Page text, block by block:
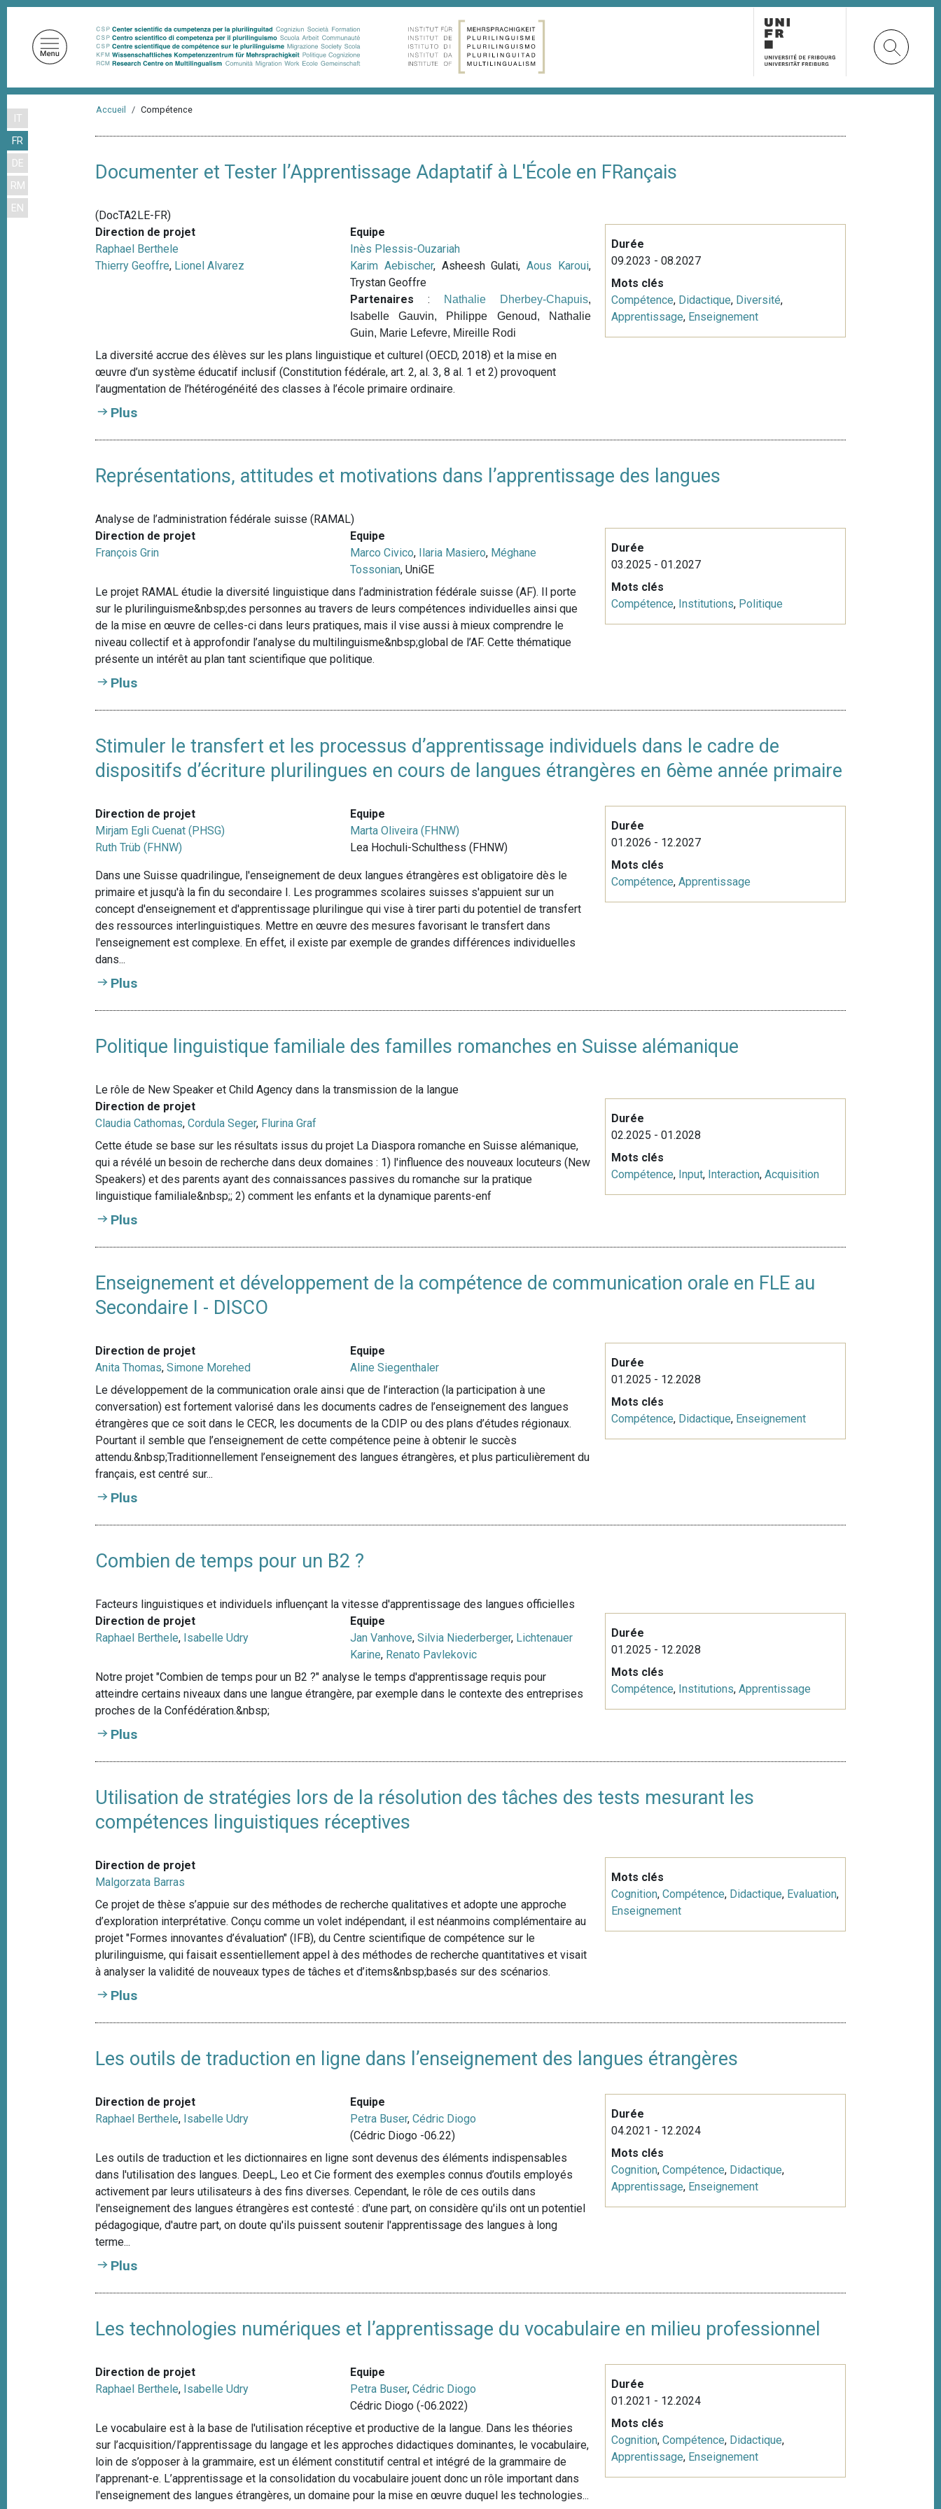
IT
FR
DE
RM
EN
A
Accueil Compétence
Documenter et Tester l’Apprentissage Adaptatif à L'École en FRançais
(DocTA2LE-FR)
Direction de projet
Raphael Berthele
Thierry Geoffre, Lionel Alvarez
Equipe
Inès Plessis-Ouzariah
Karim Aebischer, Asheesh Gulati,Aous Karoui,
Trystan Geoffre
Partenaires : Nathalie Dherbey-Chapuis,
Isabelle Gauvin, Philippe Genoud, Nathalie
Guin, Marie Lefevre, Mireille Rodi
La diversité accrue des élèves sur les plans linguistique et culturel (OECD, 2018) et la mise en
œuvre d’un système éducatif inclusif (Constitution fédérale, art. 2, al. 3, 8 al. 1 et 2) provoquent
l’augmentation de l’hétérogénéité des classes à l’école primaire ordinaire.
Plus
Durée
09.2023 - 08.2027
Mots clés
Compétence, Didactique, Diversité,
Apprentissage, Enseignement
Représentations, attitudes et motivations dans l’apprentissage des langues
Analyse de l’administration fédérale suisse (RAMAL)
Direction de projet
François Grin
Equipe
Marco Civico, Ilaria Masiero, Méghane
Tossonian, UniGE
Le projet RAMAL étudie la diversité linguistique dans l’administration fédérale suisse (AF). Il porte
sur le plurilinguisme&nbsp;des personnes au travers de leurs compétences individuelles ainsi que
de la mise en œuvre de celles-ci dans leurs pratiques, mais il vise aussi à mieux comprendre le
niveau collectif et à approfondir l’analyse du multilinguisme&nbsp;global de l’AF. Cette thématique
présente un intérêt au plan tant scientifique que politique.
Plus
Durée
03.2025 - 01.2027
Mots clés
Compétence, Institutions, Politique
Stimuler le transfert et les processus d’apprentissage individuels dans le cadre de
dispositifs d’écriture plurilingues en cours de langues étrangères en 6ème année primaire
Direction de projet
Mirjam Egli Cuenat (PHSG)
Ruth Trüb (FHNW)
Equipe
Marta Oliveira (FHNW)
Lea Hochuli-Schulthess (FHNW)
Dans une Suisse quadrilingue, l'enseignement de deux langues étrangères est obligatoire dès le
primaire et jusqu'à la fin du secondaire I. Les programmes scolaires suisses s'appuient sur un
concept d'enseignement et d'apprentissage plurilingue qui vise à tirer parti du potentiel de transfert
des ressources interlinguistiques. Mettre en œuvre des mesures favorisant le transfert dans
l'enseignement est complexe. En effet, il existe par exemple de grandes différences individuelles
dans...
Plus
Durée
01.2026 - 12.2027
Mots clés
Compétence, Apprentissage
Politique linguistique familiale des familles romanches en Suisse alémanique
Le rôle de New Speaker et Child Agency dans la transmission de la langue
Direction de projet
Claudia Cathomas,Cordula Seger, Flurina Graf
Cette étude se base sur les résultats issus du projet La Diaspora romanche en Suisse alémanique,
qui a révélé un besoin de recherche dans deux domaines : 1) l'influence des nouveaux locuteurs (New
Speakers) et des parents ayant des connaissances passives du romanche sur la pratique
linguistique familiale&nbsp;; 2) comment les enfants et la dynamique parents-enf
Plus
Durée
02.2025 - 01.2028
Mots clés
Compétence, Input, Interaction, Acquisition
Enseignement et développement de la compétence de communication orale en FLE au
Secondaire I - DISCO
Direction de projet
Anita Thomas,Simone Morehed
Equipe
Aline Siegenthaler
Le développement de la communication orale ainsi que de l’interaction (la participation à une
conversation) est fortement valorisé dans les documents cadres de l’enseignement des langues
étrangères que ce soit dans le CECR, les documents de la CDIP ou des plans d’études régionaux.
Pourtant il semble que l’enseignement de cette compétence peine à obtenir le succès
attendu.&nbsp;Traditionnellement l’enseignement des langues étrangères, et plus particulièrement du
français, est centré sur...
Plus
Durée
01.2025 - 12.2028
Mots clés
Compétence, Didactique, Enseignement
Combien de temps pour un B2 ?
Facteurs linguistiques et individuels influençant la vitesse d'apprentissage des langues officielles
Direction de projet
Raphael Berthele, Isabelle Udry
Equipe
Jan Vanhove,Silvia Niederberger, Lichtenauer
Karine, Renato Pavlekovic
Notre projet "Combien de temps pour un B2 ?" analyse le temps d'apprentissage requis pour
atteindre certains niveaux dans une langue étrangère, par exemple dans le contexte des entreprises
proches de la Confédération.&nbsp;
Plus
Durée
01.2025 - 12.2028
Mots clés
Compétence, Institutions, Apprentissage
Utilisation de stratégies lors de la résolution des tâches des tests mesurant les
compétences linguistiques réceptives
Direction de projet
Malgorzata Barras
Ce projet de thèse s’appuie sur des méthodes de recherche qualitatives et adopte une approche
d’exploration interprétative. Conçu comme un volet indépendant, il est néanmoins complémentaire au
projet "Formes innovantes d’évaluation" (IFB), du Centre scientifique de compétence sur le
plurilinguisme, qui faisait essentiellement appel à des méthodes de recherche quantitatives et visait
à analyser la validité de nouveaux types de tâches et d’items&nbsp;basés sur des scénarios.
Plus
Mots clés
Cognition, Compétence, Didactique, Evaluation,
Enseignement
Les outils de traduction en ligne dans l’enseignement des langues étrangères
Direction de projet
Raphael Berthele, Isabelle Udry
Equipe
Petra Buser,Cédric Diogo
(Cédric Diogo -06.22)
Les outils de traduction et les dictionnaires en ligne sont devenus des éléments indispensables
dans l'utilisation des langues. DeepL, Leo et Cie forment des exemples connus d’outils employés
activement par leurs utilisateurs à des fins diverses. Cependant, le rôle de ces outils dans
l'enseignement des langues étrangères est contesté : d'une part, on considère qu'ils ont un potentiel
pédagogique, d'autre part, on doute qu'ils puissent soutenir l'apprentissage des langues à long
terme...
Plus
Durée
04.2021 - 12.2024
Mots clés
Cognition, Compétence, Didactique,
Apprentissage, Enseignement
Les technologies numériques et l’apprentissage du vocabulaire en milieu professionnel
Direction de projet
Raphael Berthele, Isabelle Udry
Equipe
Petra Buser,Cédric Diogo
Cédric Diogo (-06.2022)
Le vocabulaire est à la base de l'utilisation réceptive et productive de la langue. Dans les théories
sur l’acquisition/l’apprentissage du langage et les approches didactiques dominantes, le vocabulaire,
loin de s’opposer à la grammaire, est un élément constitutif central et intégré de la grammaire de
l’apprenant-e. L’apprentissage et la consolidation du vocabulaire jouent donc un rôle important dans
l'enseignement des langues étrangères, un domaine pour la mise en œuvre duquel les technologies...
Durée
01.2021 - 12.2024
Mots clés
Cognition, Compétence, Didactique,
Apprentissage, Enseignement